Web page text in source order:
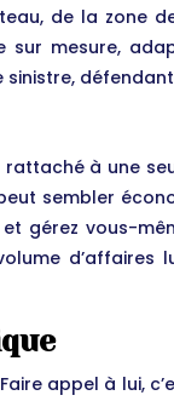
de la zone
sur mesure,
à une
sembler
gérez vous-
appel à lui,